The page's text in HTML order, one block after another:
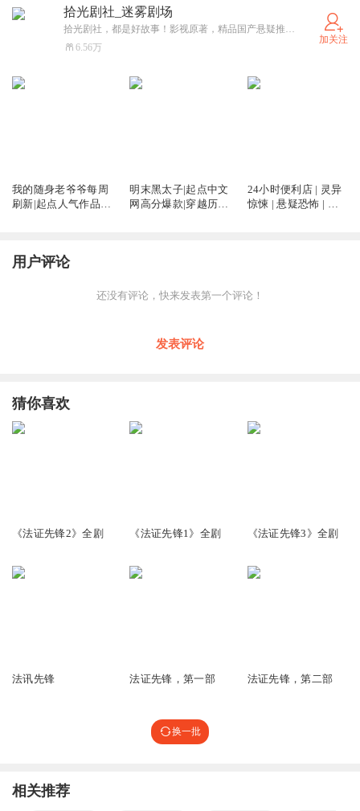
拾光剧社_迷雾剧场
拾光剧社，都是好故事！影视原著，精品国产悬疑推理小说《推理笔记》独家上线！参与直播、听书活动，实物大礼包等你来拿！将想说的话留在评论区吧！还能参与粉丝专属小剧场录制活动哟！
6.56万
加关注
我的随身老爷爷每周
刷新|起点人气作品|
明末黑太子|起点中文
网高分爆款|穿越历
24小时便利店 | 灵异
惊悚 | 悬疑恐怖 | 阴
用户评论
还没有评论，快来发表第一个评论！
发表评论
猜你喜欢
《法证先锋2》全剧 《法证先锋1》全剧 《法证先锋3》全剧
法讯先锋 法证先锋，第一部 法证先锋，第二部
换一批
相关推荐